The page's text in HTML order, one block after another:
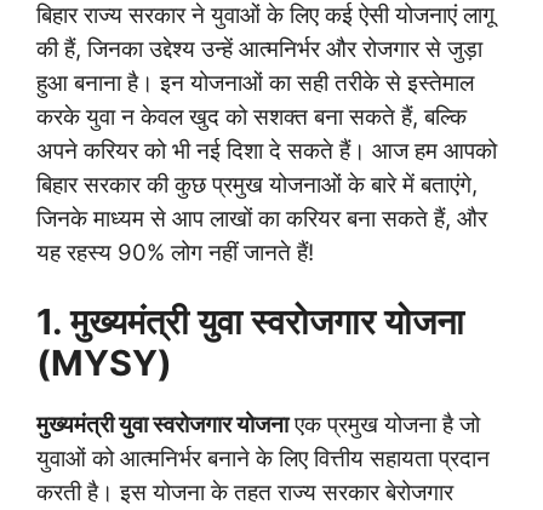
बिहार राज्य सरकार ने युवाओं के लिए कई ऐसी योजनाएं लागू
की हैं, जिनका उद्देश्य उन्हें आत्मनिर्भर और रोजगार से जुड़ा
हुआ बनाना है। इन योजनाओं का सही तरीके से इस्तेमाल
करके युवा न केवल खुद को सशक्त बना सकते हैं, बल्कि
अपने करियर को भी नई दिशा दे सकते हैं। आज हम आपको
बिहार सरकार की कुछ प्रमुख योजनाओं के बारे में बताएंगे,
जिनके माध्यम से आप लाखों का करियर बना सकते हैं, और
यह रहस्य 90% लोग नहीं जानते हैं!
1. मुख्यमंत्री युवा स्वरोजगार योजना
(MYSY)
मुख्यमंत्री युवा स्वरोजगार योजनाएक प्रमुख योजना है जो
युवाओं को आत्मनिर्भर बनाने के लिए वित्तीय सहायता प्रदान
करती है। इस योजना के तहत राज्य सरकार बेरोजगार